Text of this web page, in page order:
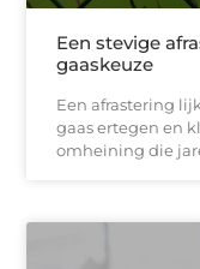
Een stevige
gaaskeuze
Een afrastering
gaas ertegen en
omheining die